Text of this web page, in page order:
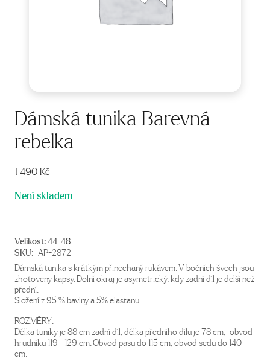
Dámská tunika Barevná
rebelka
1 490 Kč
Není skladem
Velikost:44-48
SKU: AP-2872
Dámská tunika s krátkým přinechaný rukávem. V bočních švech jsou
zhotoveny kapsy. Dolní okraj je asymetrický, kdy zadní díl je delší než
přední.
Složení z 95 % bavlny a 5% elastanu.
ROZMĚRY:
Délka tuniky je 88 cm zadní díl, délka předního dílu je 78 cm, obvod
hrudníku 119– 129 cm. Obvod pasu do 115 cm, obvod sedu do 140
cm.